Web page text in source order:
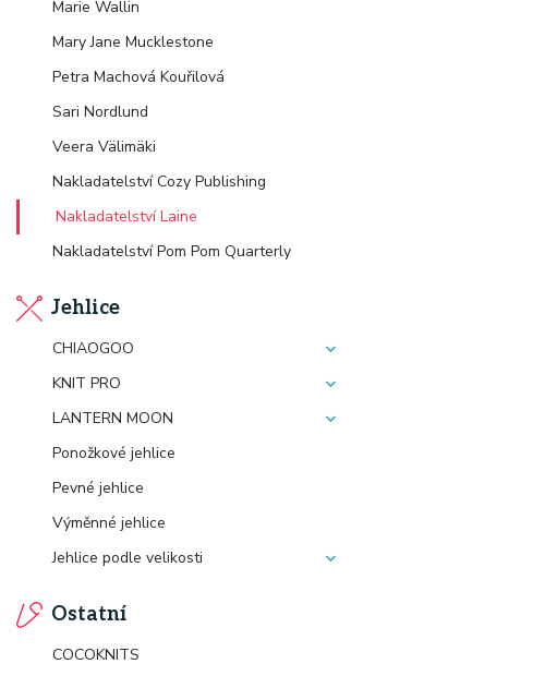
Marie Wallin
Mary Jane Mucklestone
Petra Machová Kouřilová
Sari Nordlund
Veera Välimäki
Nakladatelství Cozy Publishing
Nakladatelství Laine
Nakladatelství Pom Pom Quarterly
Jehlice
CHIAOGOO
KNIT PRO
LANTERN MOON
Ponožkové jehlice
Pevné jehlice
Výměnné jehlice
Jehlice podle velikosti
Ostatní
COCOKNITS